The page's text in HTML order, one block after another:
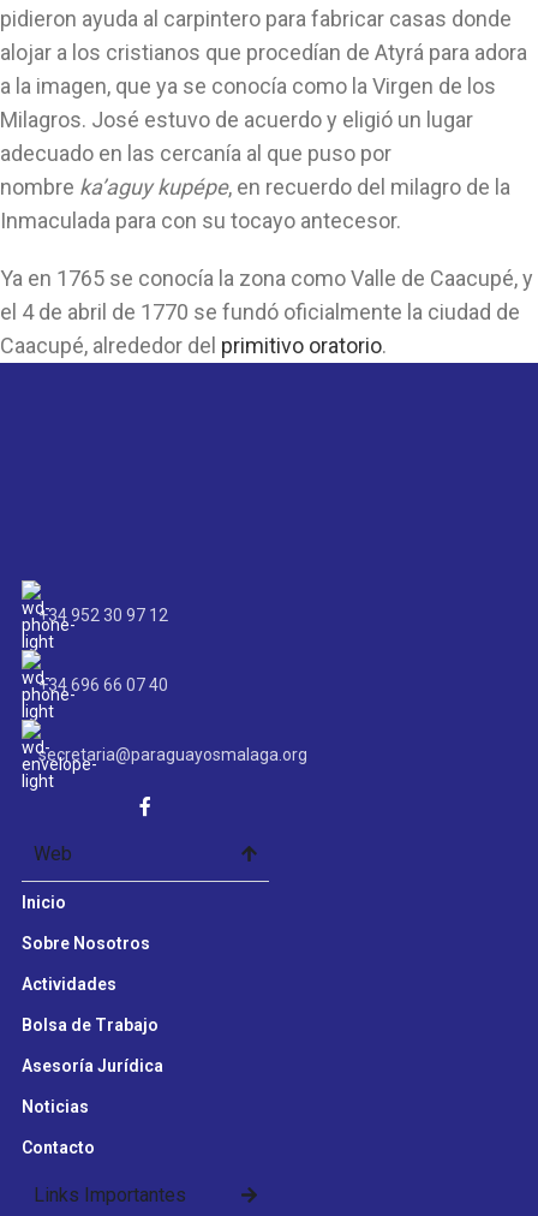
pidieron ayuda al carpintero para fabricar casas donde
alojar a los cristianos que procedían de Atyrá para adora
a la imagen, que ya se conocía como la Virgen de los
Milagros. José estuvo de acuerdo y eligió un lugar
adecuado en las cercanía al que puso por
nombre ka’aguy kupépe, en recuerdo del milagro de la
Inmaculada para con su tocayo antecesor.
Ya en 1765 se conocía la zona como Valle de Caacupé, y
el 4 de abril de 1770 se fundó oficialmente la ciudad de
Caacupé, alrededor del primitivo oratorio.
+34 952 30 97 12
+34 696 66 07 40
secretaria@paraguayosmalaga.org
Web
Inicio
Sobre Nosotros
Actividades
Bolsa de Trabajo
Asesoría Jurídica
Noticias
Contacto
Links Importantes